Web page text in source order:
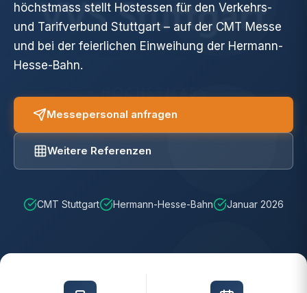
höchstmass stellt Hostessen für den Verkehrs-
und Tarifverbund Stuttgart – auf der CMT Messe
und bei der feierlichen Einweihung der Hermann-
Hesse-Bahn.
Messepersonal anfragen
Weitere Referenzen
CMT Stuttgart Hermann-Hesse-Bahn Januar 2026